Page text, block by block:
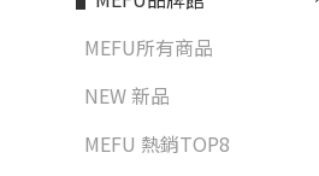
MEFU所有商品
NEW 新品
MEFU 熱銷TOP8